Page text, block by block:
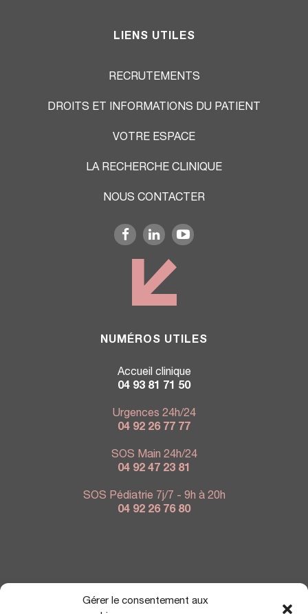
Gérer le consentement aux
LIENS UTILES
RECRUTEMENTS
DROITS ET INFORMATIONS DU PATIENT
VOTRE ESPACE
LA RECHERCHE CLINIQUE
NOUS CONTACTER
NUMÉROS UTILES
Accueil clinique
04 93 81 71 50
Urgences 24h/24
04 92 26 77 77
SOS Main 24h/24
04 92 47 23 81
SOS Pédiatrie 7j/7 - 9h à 20h
04 92 26 76 80
NOUS TROUVER